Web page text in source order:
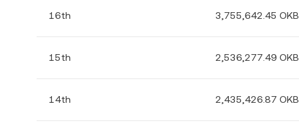
16th 3,755,642.45 OKB
15th 2,536,277.49 OKB
14th 2,435,426.87 OKB